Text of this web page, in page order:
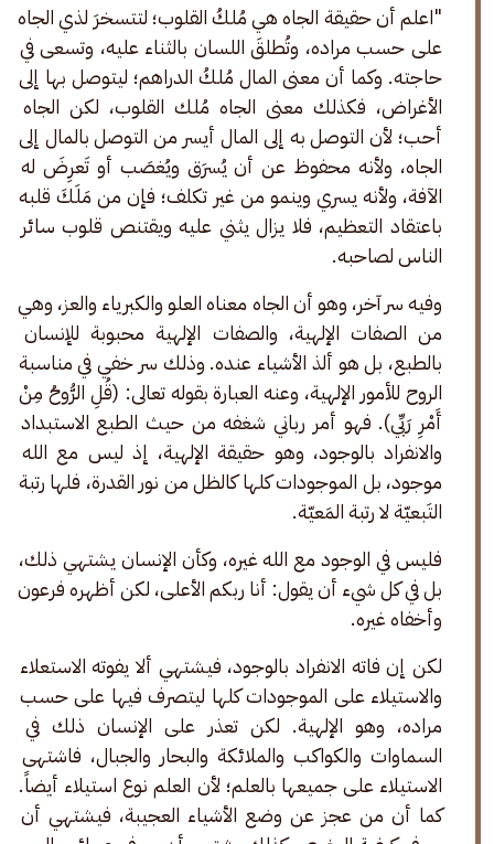
"اعلم أن حقيقة الجاه هي مُلكُ القلوب؛ لتتسخرَ لذي الجاه
على حسب مراده، وتُطلقَ اللسان بالثناء عليه، وتسعى في
حاجته. وكما أن معنى المال مُلكُ الدراهم؛ ليتوصل بها إلى
الأغراض، فكذلك معنى الجاه مُلك القلوب، لكن الجاه
أحب؛ لأن التوصل به إلى المال أيسر من التوصل بالمال إلى
الجاه، ولأنه محفوظ عن أن يُسرَق ويُغصَب أو تَعرِضَ له
الآفة، ولأنه يسري وينمو من غير تكلف؛ فإن من مَلَكَ قلبه
باعتقاد التعظيم، فلا يزال يثني عليه ويقتنص قلوب سائر
الناس لصاحبه.
وفيه سر آخر، وهو أن الجاه معناه العلو والكبرياء والعز، وهي
من الصفات الإلهية، والصفات الإلهية محبوبة للإنسان
بالطبع، بل هو ألذ الأشياء عنده. وذلك سر خفي في مناسبة
الروح للأمور الإلهية، وعنه العبارة بقوله تعالى: (قُلِ الرُّوحُ مِنْ
أَمْرِ رَبِّي). فهو أمر رباني شغفه من حيث الطبع الاستبداد
والانفراد بالوجود، وهو حقيقة الإلهية، إذ ليس مع الله
موجود، بل الموجودات كلها كالظل من نور القدرة، فلها رتبة
التَبعيّة لا رتبة المَعيّة.
فليس في الوجود مع الله غيره، وكأن الإنسان يشتهي ذلك،
بل في كل شيء أن يقول: أنا ربكم الأعلى، لكن أظهره فرعون
وأخفاه غيره.
لكن إن فاته الانفراد بالوجود، فيشتهي ألا يفوته الاستعلاء
والاستيلاء على الموجودات كلها ليتصرف فيها على حسب
مراده، وهو الإلهية. لكن تعذر على الإنسان ذلك في
السماوات والكواكب والملائكة والبحار والجبال، فاشتهى
الاستيلاء على جميعها بالعلم؛ لأن العلم نوع استيلاء أيضاً.
كما أن من عجز عن وضع الأشياء العجيبة، فيشتهي أن